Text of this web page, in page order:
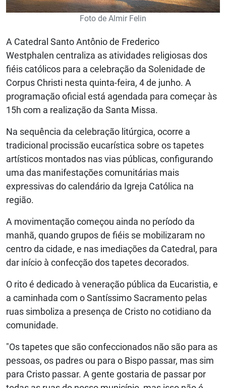
Foto de Almir Felin
A Catedral Santo Antônio de Frederico
Westphalen centraliza as atividades religiosas dos
fiéis católicos para a celebração da Solenidade de
Corpus Christi nesta quinta-feira, 4 de junho. A
programação oficial está agendada para começar às
15h com a realização da Santa Missa.
Na sequência da celebração litúrgica, ocorre a
tradicional procissão eucarística sobre os tapetes
artísticos montados nas vias públicas, configurando
uma das manifestações comunitárias mais
expressivas do calendário da Igreja Católica na
região.
A movimentação começou ainda no período da
manhã, quando grupos de fiéis se mobilizaram no
centro da cidade, e nas imediações da Catedral, para
dar início à confecção dos tapetes decorados.
O rito é dedicado à veneração pública da Eucaristia, e
a caminhada com o Santíssimo Sacramento pelas
ruas simboliza a presença de Cristo no cotidiano da
comunidade.
"Os tapetes que são confeccionados não são para as
pessoas, os padres ou para o Bispo passar, mas sim
para Cristo passar. A gente gostaria de passar por